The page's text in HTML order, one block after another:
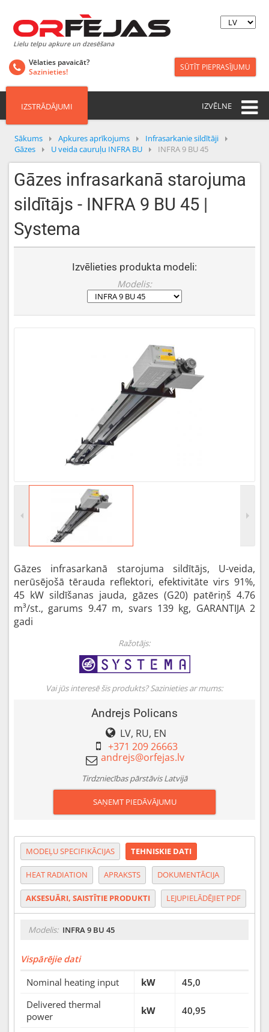
Lielu telpu apkure un dzesēšana
Vēlaties pavaicāt?
Sazinieties!
SŪTĪT PIEPRASĪJUMU
IZSTRĀDĀJUMI IZVĒLNE
Sākums Apkures aprīkojums
Infrasarkanie sildītāji
Gāzes
U veida cauruļu INFRA BU INFRA 9 BU 45
Gāzes infrasarkanā starojuma
sildītājs - INFRA 9 BU 45 |
Systema
Izvēlieties produkta modeli:
Modelis:
Gāzes infrasarkanā starojuma sildītājs, U-veida,
nerūsējošā tērauda reflektori, efektivitāte virs 91%,
45 kW sildīšanas jauda, gāzes (G20) patēriņš 4.76
m³/st., garums 9.47 m, svars 139 kg, GARANTIJA 2
gadi
Ražotājs:
Vai jūs interesē šis produkts? Sazinieties ar mums:
Andrejs Policans
LV, RU, EN
+371 209 26663
Tirdzniecības pārstāvis Latvijā
SAŅEMT PIEDĀVĀJUMU
MODEĻU SPECIFIKĀCIJAS TEHNISKIE DATI
HEAT RADIATION APRAKSTS DOKUMENTĀCIJA
AKSESUĀRI, SAISTĪTIE PRODUKTI LEJUPIELĀDĒJIET PDF
Modelis: INFRA 9 BU 45
Vispārējie dati
Nominal heating input
kW
45,0
Delivered thermal
power
kW 40,95